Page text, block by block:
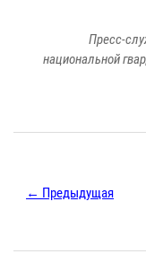
Пресс-
национальной
← Предыдущая